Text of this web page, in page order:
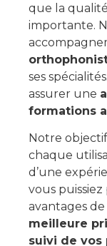
que la
importante.
ses
assurer une
formations
Notre
chaque
d’une
vous
avantages
meilleure
suivi de vos